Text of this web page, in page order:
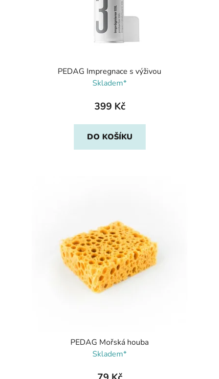
PEDAG Impregnace s výživou
Skladem*
399 Kč
DO KOŠÍKU
PEDAG Mořská houba
Skladem*